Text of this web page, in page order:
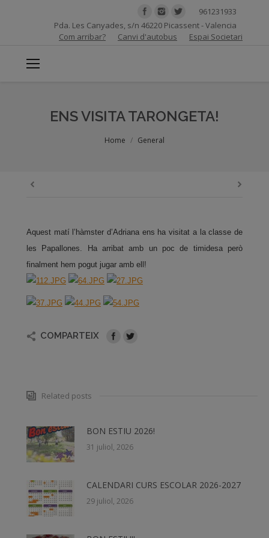
961231933
Pda. Les Canyades, s/n 46220 Picassent - Valencia
Com arribar?
Canvi d'autobus Espai Societari
ENS VISITA TARONGETA!
Home General
Aquest matí l’hàmster d’Adriana ens ha visitat a la classe de
les Papallones. Ha arribat amb un poc de timidesa però
finalment hem pogut jugar amb ell!
COMPARTEIX
Related posts
BON ESTIU 2026!
31 juliol, 2026
CALENDARI CURS ESCOLAR 2026-2027
29 juliol, 2026